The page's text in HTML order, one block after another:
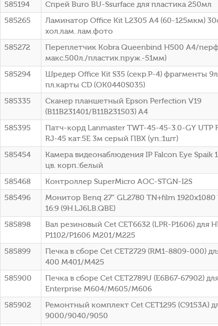
585194
Спрей Buro BU-Ssurface для пластика 250мл
585265
Ламинатор Office Kit L2305 A4 (60-125мкм)
хол.лам. лам.фото
585272
Переплетчик Kobra Queenbind H500 A4/
макс.500л./пластик.пруж.-51мм)
585294
Шредер Office Kit S35 (секр.P-4) фрагменты
пл.карты CD (OK0440S035)
585335
Сканер планшетный Epson Perfection V19
(B11B231401/B11B231503) A4
585395
Патч-корд Lanmaster TWT-45-45-3.0-GY UTP
RJ-45 кат.5E 3м серый ПВХ (уп.:1шт)
585454
Камера видеонаблюдения IP Falcon Eye Spaik
цв. корп.:белый
585468
Контроллер SuperMicro AOC-STGN-I2S
585496
Монитор Benq 27" GL2780 TN+film
16:9 (9H.LJ6LB.QBE)
585898
Вал резиновый Cet CET6632 (LPR-P1606) для
P1102/P1606 M201/M225
585899
Печка в сборе Cet CET2729 (RM1-8809-000)
400 M401/M425
585900
Печка в сборе Cet CET2789U (E6B67-67902)
Enterprise M604/M605/M606
585902
Ремонтный комплект Cet CET1295 (C9153A)
9000/9040/9050